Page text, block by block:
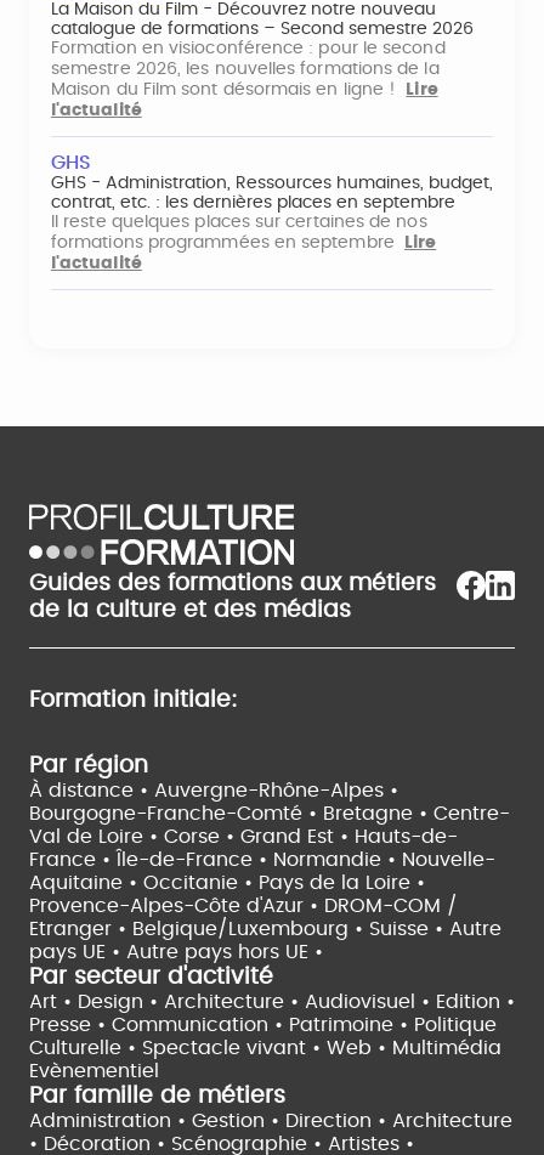
La Maison du Film - Découvrez notre nouveau
catalogue de formations – Second semestre 2026
Formation en visioconférence : pour le second
semestre 2026, les nouvelles formations de la
Maison du Film sont désormais en ligne !
Lire
l'actualité
GHS
GHS - Administration, Ressources humaines, budget,
contrat, etc. : les dernières places en septembre
Il reste quelques places sur certaines de nos
formations programmées en septembre
Lire
l'actualité
Guides des formations aux métiers
de la culture et des médias
Formation initiale:
Par région
À distance • Auvergne-Rhône-Alpes •
Bourgogne-Franche-Comté • Bretagne • Centre-
Val de Loire • Corse • Grand Est • Hauts-de-
France •
Île-de-France • Normandie • Nouvelle-
Aquitaine • Occitanie • Pays de la Loire •
Provence-Alpes-Côte d'Azur • DROM-COM /
Etranger • Belgique/Luxembourg • Suisse • Autre
pays UE • Autre pays hors UE •
Par secteur d'activité
Art • Design • Architecture • Audiovisuel • Edition •
Presse • Communication • Patrimoine • Politique
Culturelle • Spectacle vivant • Web • Multimédia
Evènementiel
Par famille de métiers
Administration • Gestion • Direction • Architecture
• Décoration • Scénographie • Artistes •